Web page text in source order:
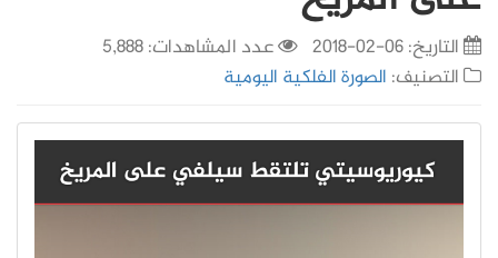
التاريخ:06-02-2018
عدد المشاهدات: 5,888
التصنيف: الصورة الفلكية اليومية